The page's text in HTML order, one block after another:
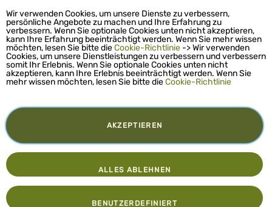
Wir verwenden Cookies, um unsere Dienste zu verbessern,
persönliche Angebote zu machen und Ihre Erfahrung zu
verbessern. Wenn Sie optionale Cookies unten nicht akzeptieren,
kann Ihre Erfahrung beeinträchtigt werden. Wenn Sie mehr wissen
möchten, lesen Sie bitte dieCookie-Richtlinie -> Wir verwenden
Cookies, um unsere Dienstleistungen zu verbessern und verbessern
somit Ihr Erlebnis. Wenn Sie optionale Cookies unten nicht
akzeptieren, kann Ihre Erlebnis beeinträchtigt werden. Wenn Sie
mehr wissen möchten, lesen Sie bitte dieCookie-Richtlinie
AKZEPTIEREN
BENUTZERDEFINIERT
ALLES ABLEHNEN